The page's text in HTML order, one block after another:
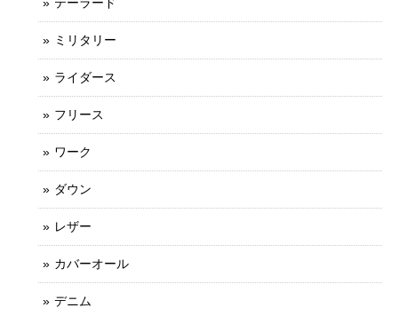
ミリタリー
ライダース
フリース
ワーク
ダウン
レザー
カバーオール
デニム